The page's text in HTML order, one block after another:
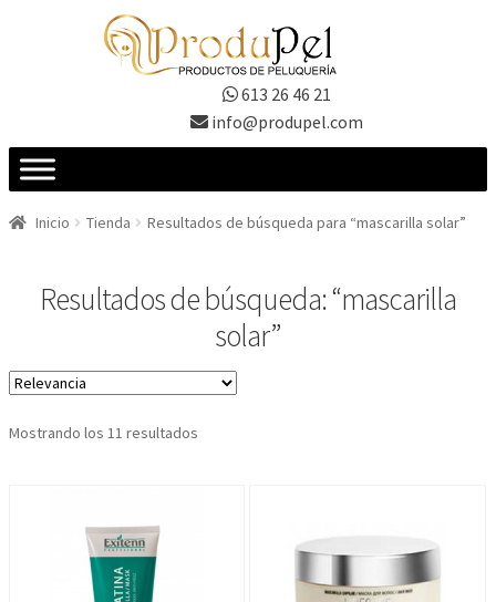
613 26 46 21
info@produpel.com
Inicio Tienda Resultados de búsqueda para “mascarilla solar”
Resultados de búsqueda: “mascarilla
solar”
Mostrando los 11 resultados